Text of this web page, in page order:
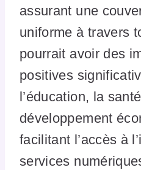
assurant une
uniforme à travers
pourrait avoir des
positives
l’éducation, la
développement
facilitant l’accès à
services